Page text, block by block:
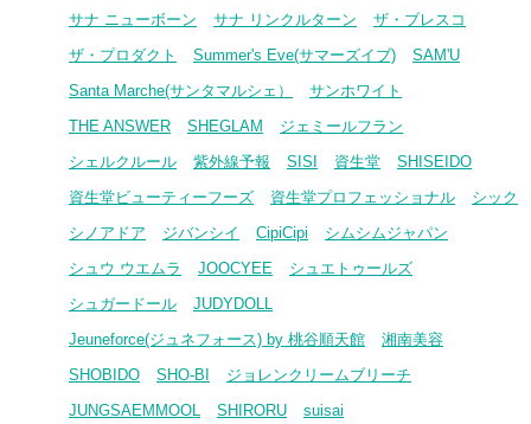
サナ ニューボーン
サナ リンクルターン
ザ・ブレスコ
ザ・プロダクト
Summer's Eve(サマーズイブ)
SAM'U
Santa Marche(サンタマルシェ）
サンホワイト
THE ANSWER
SHEGLAM
ジェミールフラン
シェルクルール
紫外線予報 SISI 資生堂
SHISEIDO
資生堂ビューティーフーズ
資生堂プロフェッショナル
シック
シノアドア
ジバンシイ CipiCipi
シムシムジャパン
シュウ ウエムラ
JOOCYEE
シュエトゥールズ
シュガードール
JUDYDOLL
Jeuneforce(ジュネフォース) by 桃谷順天館
湘南美容
SHOBIDO
SHO-BI
ジョレンクリームブリーチ
JUNGSAEMMOOL
SHIRORU suisai